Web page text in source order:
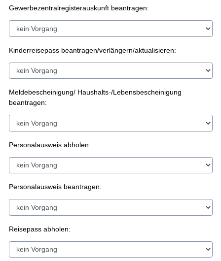
Gewerbezentralregisterauskunft beantragen:
Kinderreisepass beantragen/verlängern/aktualisieren:
Meldebescheinigung/ Haushalts-/Lebensbescheinigung
beantragen:
Personalausweis abholen:
Personalausweis beantragen:
Reisepass abholen: